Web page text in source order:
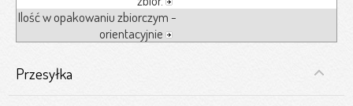
Ilość w opakowaniu zbiorczym -
orientacyjnie
Przesyłka